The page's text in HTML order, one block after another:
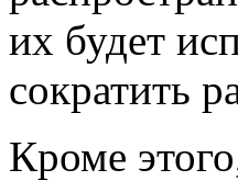
их будет
сократить
Кроме